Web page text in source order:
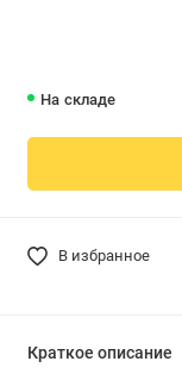
На складе
В избранное
Краткое описание